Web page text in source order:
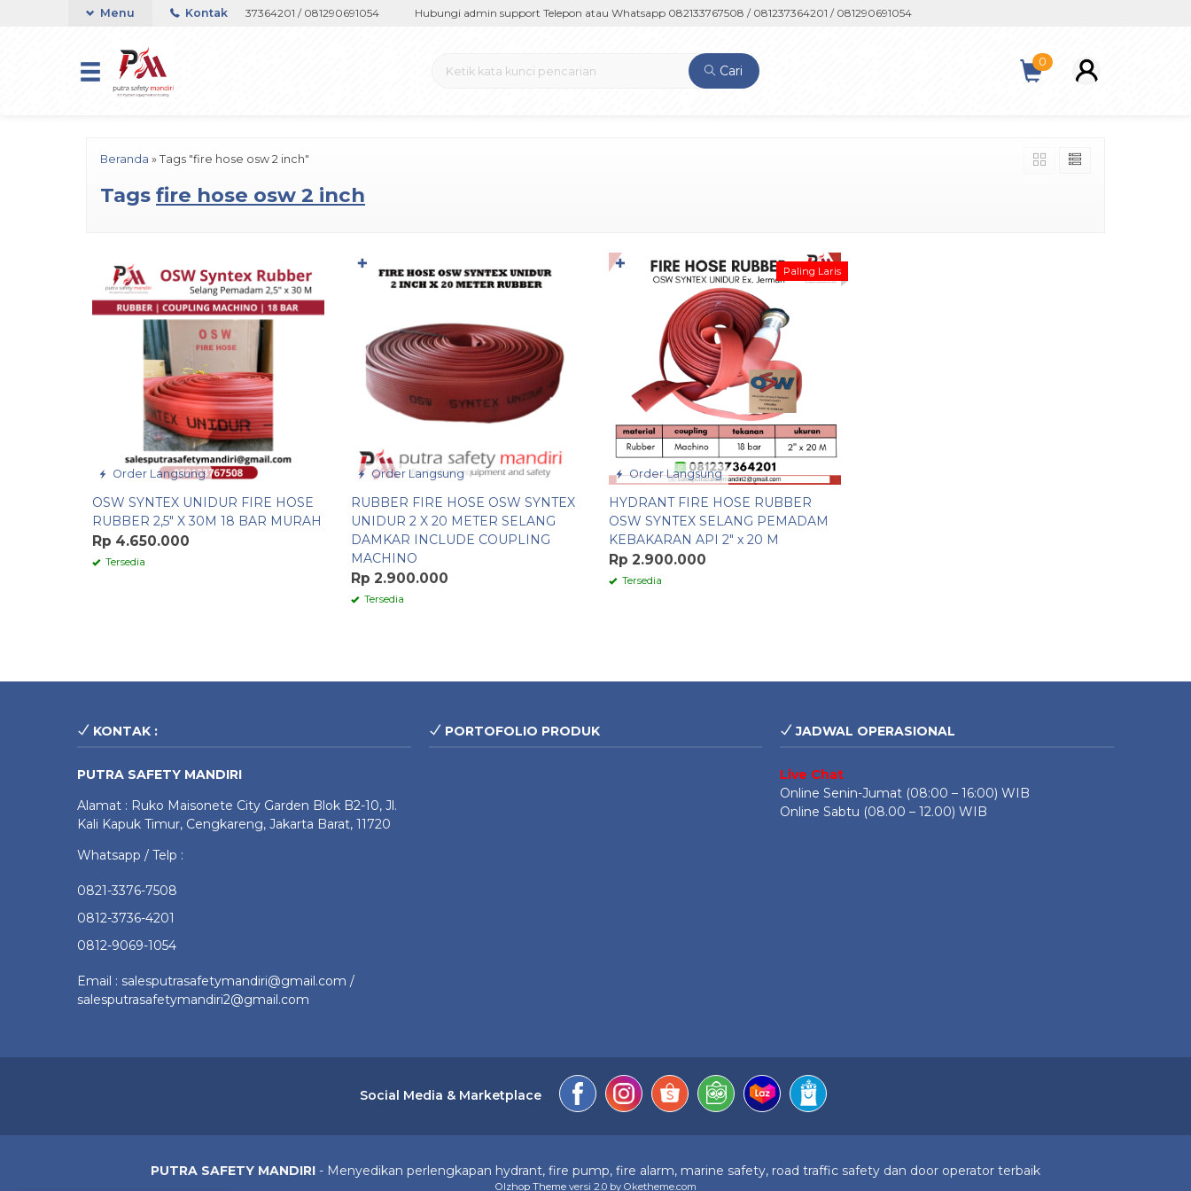
atau Whatsapp 082133767508 / 081237364201 / 081290691054 Hubungi admin support Telepon atau Whatsapp 082133767508 / 081237364201 / 081290691054
Menu Kontak
Cari
0
Beranda » Tags "fire hose osw 2 inch"
Tags fire hose osw 2 inch
Order Langsung
OSW SYNTEX UNIDUR FIRE HOSE
RUBBER 2,5″ X 30M 18 BAR MURAH
Rp 4.650.000
Tersedia
Order Langsung
RUBBER FIRE HOSE OSW SYNTEX
UNIDUR 2 X 20 METER SELANG
DAMKAR INCLUDE COUPLING
MACHINO
Rp 2.900.000
Tersedia
✚
Order Langsung
Paling Laris
HYDRANT FIRE HOSE RUBBER
OSW SYNTEX SELANG PEMADAM
KEBAKARAN API 2″ x 20 M
Rp 2.900.000
Tersedia
✚
KONTAK :
PUTRA SAFETY MANDIRI
Alamat : Ruko Maisonete City Garden Blok B2-10, Jl.
Kali Kapuk Timur, Cengkareng, Jakarta Barat, 11720
Whatsapp / Telp :
0821-3376-7508
0812-3736-4201
0812-9069-1054
Email : salesputrasafetymandiri@gmail.com /
salesputrasafetymandiri2@gmail.com
PORTOFOLIO PRODUK JADWAL OPERASIONAL
Live Chat
Online Senin-Jumat (08:00 – 16:00) WIB
Online Sabtu (08.00 – 12.00) WIB
Social Media & Marketplace
PUTRA SAFETY MANDIRI - Menyedikan perlengkapan hydrant, fire pump, fire alarm, marine safety, road traffic safety dan door operator terbaik
Olzhop Themeversi 2.0 by Oketheme.com